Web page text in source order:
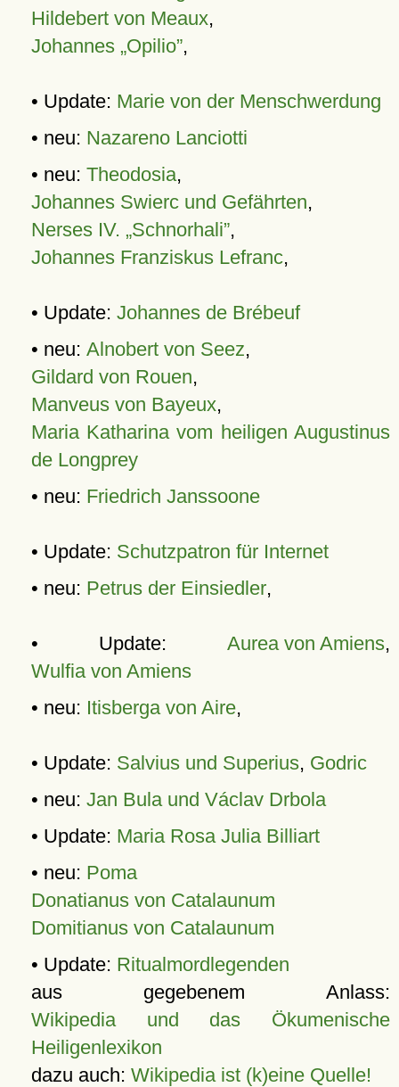
Hildebert von Meaux,
Johannes „Opilio”,
• Update: Marie von der Menschwerdung
• neu: Nazareno Lanciotti
• neu: Theodosia,
Johannes Swierc und Gefährten,
Nerses IV. „Schnorhali”,
Johannes Franziskus Lefranc,
• Update: Johannes de Brébeuf
• neu: Alnobert von Seez,
Gildard von Rouen,
Manveus von Bayeux,
Maria Katharina vom heiligen Augustinus
de Longprey
• neu: Friedrich Janssoone
• Update: Schutzpatron für Internet
• neu: Petrus der Einsiedler,
• Update: Aurea von Amiens,
Wulfia von Amiens
• neu: Itisberga von Aire,
• Update: Salvius und Superius, Godric
• neu: Jan Bula und Václav Drbola
• Update: Maria Rosa Julia Billiart
• neu: Poma
Donatianus von Catalaunum
Domitianus von Catalaunum
• Update: Ritualmordlegenden
aus gegebenem Anlass:
Wikipedia und das Ökumenische
Heiligenlexikon
dazu auch: Wikipedia ist (k)eine Quelle!